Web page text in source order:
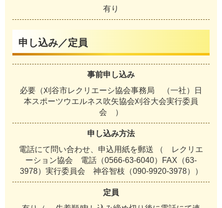
有り
申し込み／定員
事前申し込み
必要（刈谷市レクリエーシ協会事務局 （一社）日
本スポーツウエルネス吹矢協会刈谷大会実行委員
会 ）
申し込み方法
電話にて問い合わせ、申込用紙を郵送 （ レクリエ
ーション協会 電話（0566-63-6040）FAX（63-
3978）実行委員会 神谷智枝（090-9920-3978））
定員